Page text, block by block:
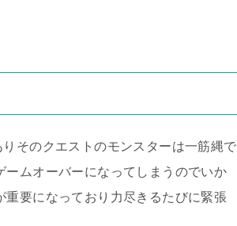
そのクエストのモンスターは一筋縄で
ムオーバーになってしまうのでいか
要になっており力尽きるたびに緊張